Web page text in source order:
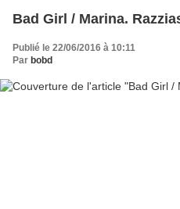
Publié le 22/06/2016 à 10:11
Par bobd